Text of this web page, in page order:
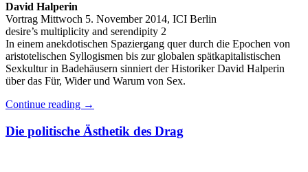
David Halperin
Vortrag Mittwoch 5. November 2014, ICI Berlin
desire’s multiplicity and serendipity 2
In einem anekdotischen Spaziergang quer durch die Epochen von
aristotelischen Syllogismen bis zur globalen spätkapitalistischen
Sexkultur in Badehäusern sinniert der Historiker David Halperin
über das Für, Wider und Warum von Sex.
Continue reading →
Die politische Ästhetik des Drag